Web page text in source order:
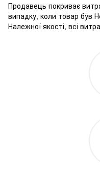
Продавець покриває
випадку, коли товар був
Належної якості, всі